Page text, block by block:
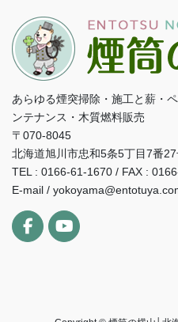
あらゆる煙突掃除・施工と薪・
ンテナンス・木質燃料販売
〒070-8045
北海道旭川市忠和5条5丁目7番
TEL : 0166-61-1670 / FAX :
E-mail /